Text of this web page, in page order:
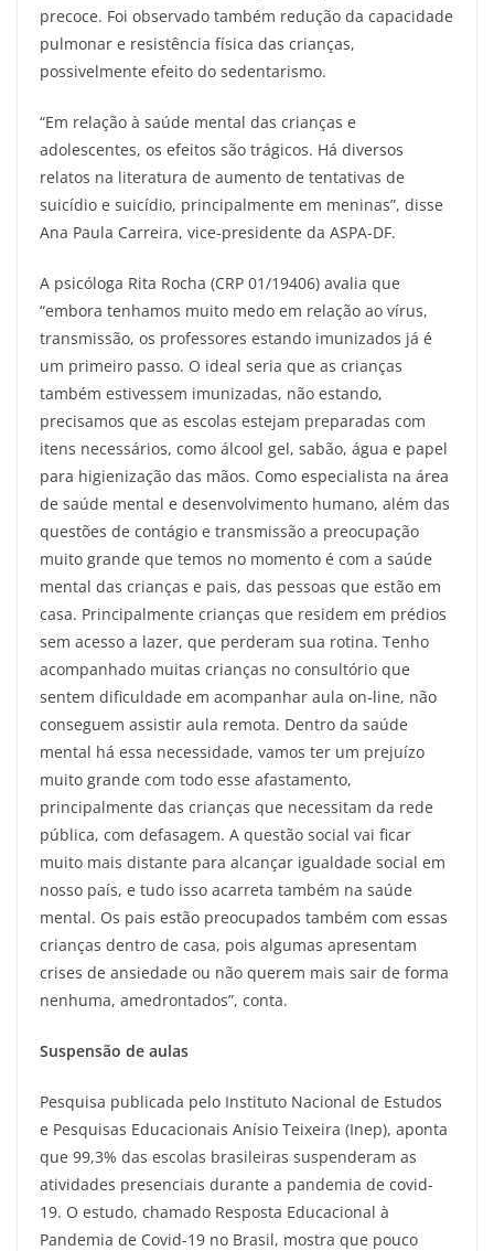
precoce. Foi observado também redução da capacidade
pulmonar e resistência física das crianças,
possivelmente efeito do sedentarismo.
“Em relação à saúde mental das crianças e
adolescentes, os efeitos são trágicos. Há diversos
relatos na literatura de aumento de tentativas de
suicídio e suicídio, principalmente em meninas”, disse
Ana Paula Carreira, vice-presidente da ASPA-DF.
A psicóloga Rita Rocha (CRP 01/19406) avalia que
“embora tenhamos muito medo em relação ao vírus,
transmissão, os professores estando imunizados já é
um primeiro passo. O ideal seria que as crianças
também estivessem imunizadas, não estando,
precisamos que as escolas estejam preparadas com
itens necessários, como álcool gel, sabão, água e papel
para higienização das mãos. Como especialista na área
de saúde mental e desenvolvimento humano, além das
questões de contágio e transmissão a preocupação
muito grande que temos no momento é com a saúde
mental das crianças e pais, das pessoas que estão em
casa. Principalmente crianças que residem em prédios
sem acesso a lazer, que perderam sua rotina. Tenho
acompanhado muitas crianças no consultório que
sentem dificuldade em acompanhar aula on-line, não
conseguem assistir aula remota. Dentro da saúde
mental há essa necessidade, vamos ter um prejuízo
muito grande com todo esse afastamento,
principalmente das crianças que necessitam da rede
pública, com defasagem. A questão social vai ficar
muito mais distante para alcançar igualdade social em
nosso país, e tudo isso acarreta também na saúde
mental. Os pais estão preocupados também com essas
crianças dentro de casa, pois algumas apresentam
crises de ansiedade ou não querem mais sair de forma
nenhuma, amedrontados”, conta.
Suspensão de aulas
Pesquisa publicada pelo Instituto Nacional de Estudos
e Pesquisas Educacionais Anísio Teixeira (Inep), aponta
que 99,3% das escolas brasileiras suspenderam as
atividades presenciais durante a pandemia de covid-
19. O estudo, chamado Resposta Educacional à
Pandemia de Covid-19 no Brasil, mostra que pouco